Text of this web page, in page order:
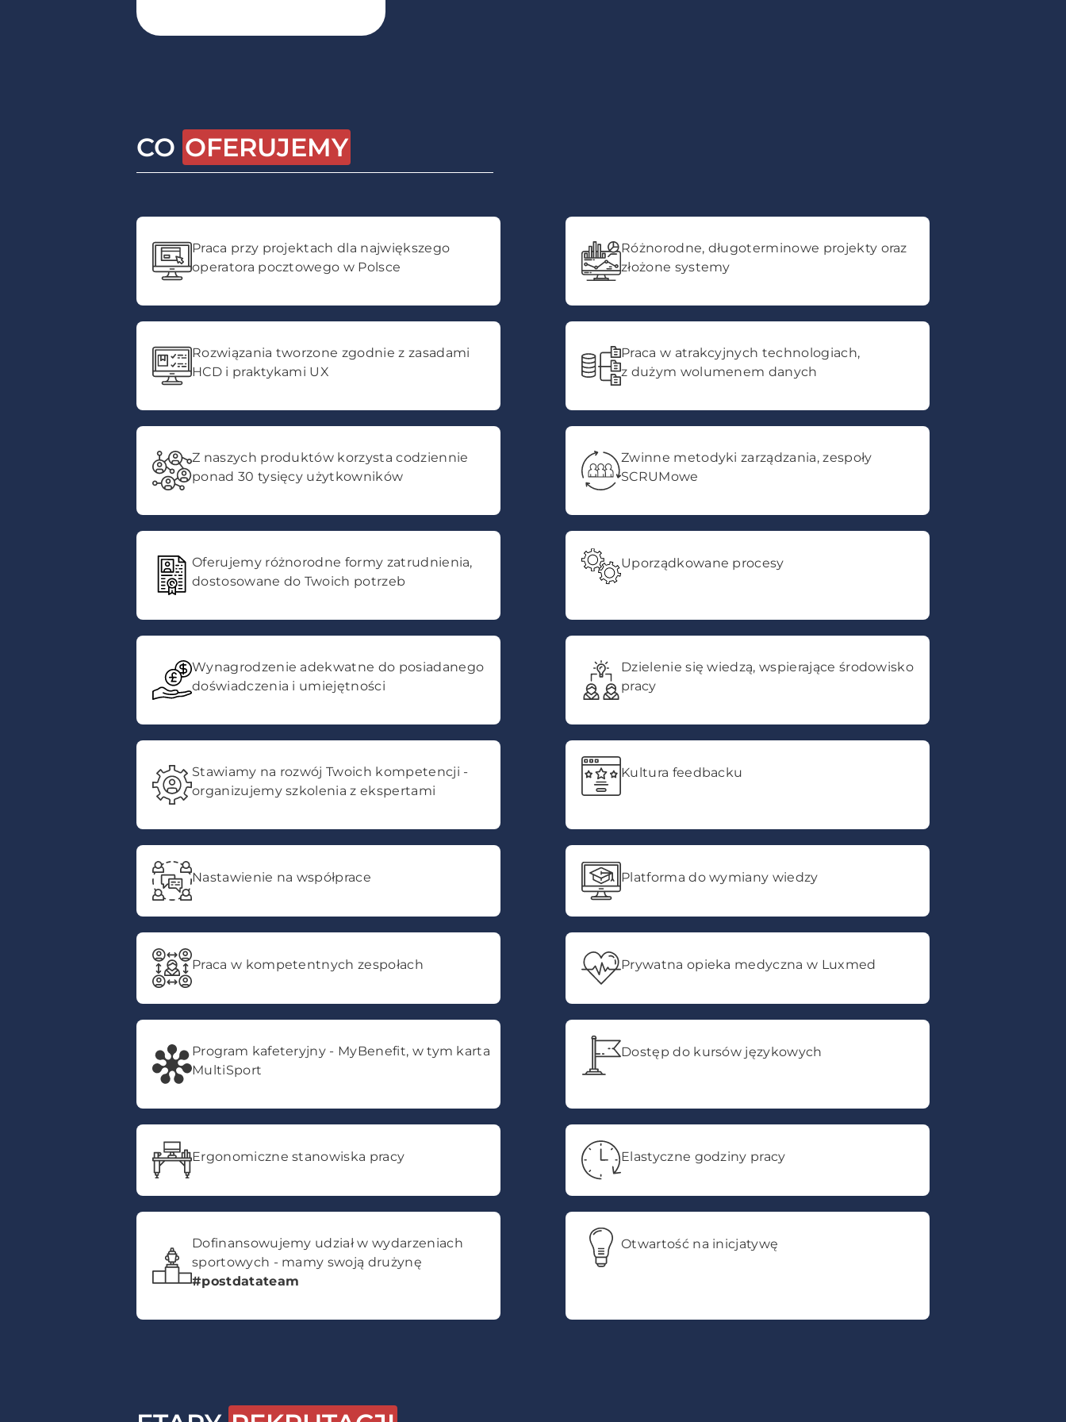
CO OFERUJEMY
Praca przy projektach dla największego
operatora pocztowego w Polsce
Różnorodne, długoterminowe projekty oraz
złożone systemy
Rozwiązania tworzone zgodnie z zasadami
HCD i praktykami UX
Praca w atrakcyjnych technologiach,
z dużym wolumenem danych
Z naszych produktów korzysta codziennie
ponad 30 tysięcy użytkowników
Zwinne metodyki zarządzania, zespoły
SCRUMowe
Oferujemy różnorodne formy zatrudnienia,
dostosowane do Twoich potrzeb
Uporządkowane procesy
Wynagrodzenie adekwatne do posiadanego
doświadczenia i umiejętności
Dzielenie się wiedzą, wspierające środowisko
pracy
Stawiamy na rozwój Twoich kompetencji -
organizujemy szkolenia z ekspertami
Kultura feedbacku
Nastawienie na współprace Platforma do wymiany wiedzy
Praca w kompetentnych zespołach Prywatna opieka medyczna w Luxmed
Program kafeteryjny - MyBenefit, w tym karta
MultiSport
Dostęp do kursów językowych
Ergonomiczne stanowiska pracy Elastyczne godziny pracy
Dofinansowujemy udział w wydarzeniach
sportowych - mamy swoją drużynę
#postdatateam
Otwartość na inicjatywę